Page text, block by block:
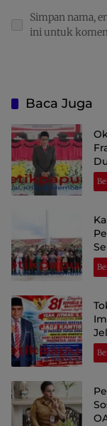
Simpan nama,
ini untuk
Baca Juga